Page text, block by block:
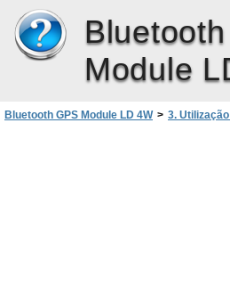
Module
Bluetooth GPS Module LD 4W > 3.